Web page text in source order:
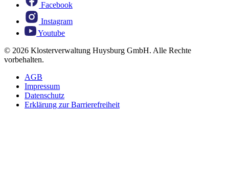
Facebook
Instagram
Youtube
© 2026 Klosterverwaltung Huysburg GmbH. Alle Rechte
vorbehalten.
AGB
Impressum
Datenschutz
Erklärung zur Barrierefreiheit